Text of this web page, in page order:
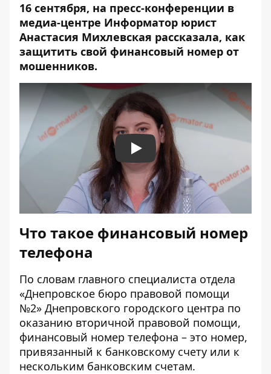
16 сентября, на пресс-конференции в
медиа-центре Информатор юрист
Анастасия Михлевская рассказала, как
защитить свой финансовый номер от
мошенников.
Play
Что такое финансовый номер
телефона
По словам главного специалиста отдела
«Днепровское бюро правовой помощи
№2» Днепровского городского центра по
оказанию вторичной правовой помощи,
финансовый номер телефона – это номер,
привязанный к банковскому счету или к
нескольким банковским счетам.